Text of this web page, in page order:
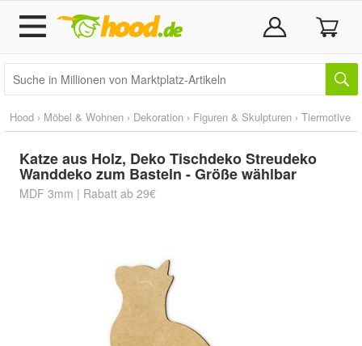
Hood › Möbel & Wohnen › Dekoration › Figuren & Skulpturen › Tiermotive
Katze aus Holz, Deko Tischdeko Streudeko
Wanddeko zum Basteln - Größe wählbar
MDF 3mm | Rabatt ab 29€